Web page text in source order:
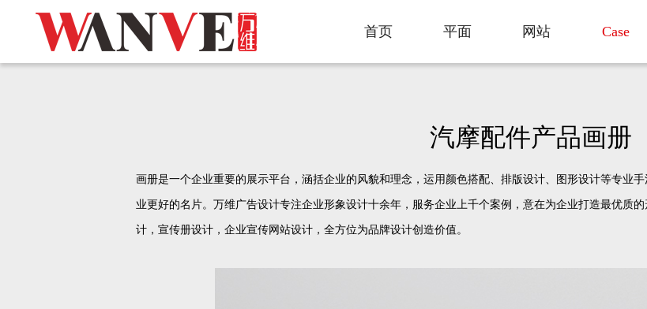
首页
平面
网站
Case
汽摩配件产品画册
画册是一个企业重要的展示平台，涵括企业的风貌和理念，运用颜色搭配、排版设计、图形设计等专业
业更好的名片。万维广告设计专注企业形象设计十余年，服务企业上千个案例，意在为企业打造最优质
计，宣传册设计，企业宣传网站设计，全方位为品牌设计创造价值。